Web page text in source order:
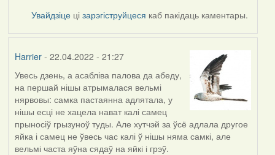
Увайдзіце цізарэгіструйцеся каб пакідаць каментары.
Harrier- 22.04.2022 - 21:27
Увесь дзень, а асабліва палова да абеду,
на першай нішы атрымалася вельмі
нярвовы: самка пастаянна адлятала, у
нішы есці не хацела нават калі самец
прыносіў грызуноў туды. Але хутчэй за ўсё адлала другое
яйка і самец не ўвесь час калі ў нішы няма самкі, але
вельмі часта яўна сядаў на яйкі і грэў.